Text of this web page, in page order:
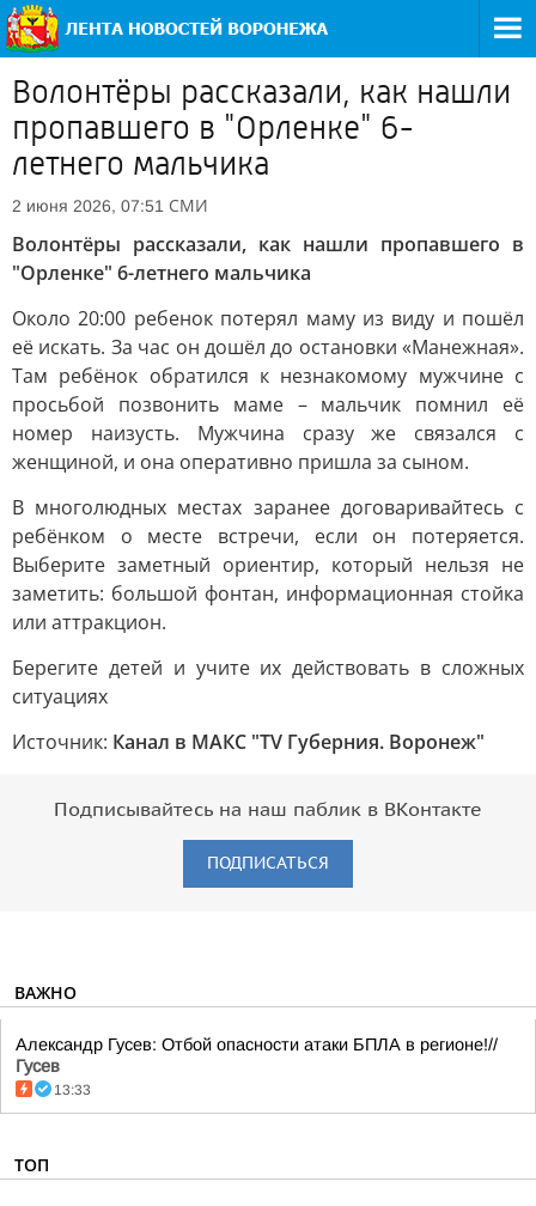
Волонтёры рассказали, как нашли
пропавшего в "Орленке" 6-
летнего мальчика
2 июня 2026, 07:51 СМИ
Волонтёры рассказали, как нашли пропавшего в
"Орленке" 6-летнего мальчика
Около 20:00 ребенок потерял маму из виду и пошёл
её искать. За час он дошёл до остановки «Манежная».
Там ребёнок обратился к незнакомому мужчине с
просьбой позвонить маме – мальчик помнил её
номер наизусть. Мужчина сразу же связался с
женщиной, и она оперативно пришла за сыном.
В многолюдных местах заранее договаривайтесь с
ребёнком о месте встречи, если он потеряется.
Выберите заметный ориентир, который нельзя не
заметить: большой фонтан, информационная стойка
или аттракцион.
Берегите детей и учите их действовать в сложных
ситуациях
Источник: Канал в МАКС "TV Губерния. Воронеж"
Подписывайтесь на наш паблик в ВКонтакте
ПОДПИСАТЬСЯ
ВАЖНО
Александр Гусев: Отбой опасности атаки БПЛА в регионе!//
Гусев
13:33
ТОП